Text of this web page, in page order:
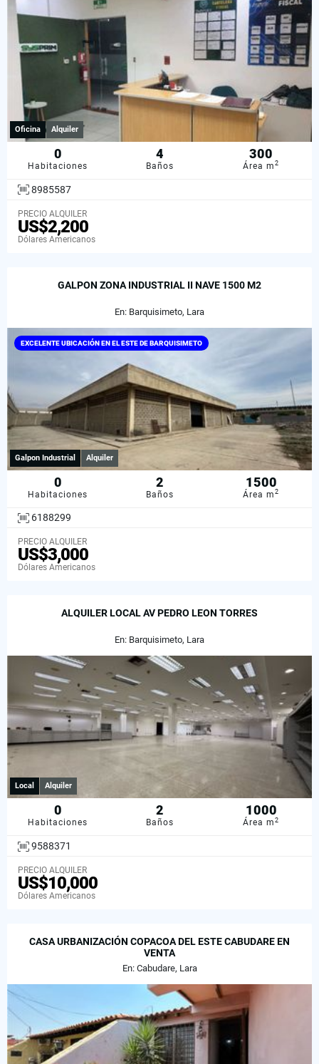
Oficina Alquiler
0
Habitaciones
4
Baños
300
Área m2
8985587
PRECIO ALQUILER
US$2,200
Dólares Americanos
GALPON ZONA INDUSTRIAL II NAVE 1500 M2
En: Barquisimeto, Lara
EXCELENTE UBICACIÓN EN EL ESTE DE BARQUISIMETO
Galpon Industrial Alquiler
0
Habitaciones
2
Baños
1500
Área m2
6188299
PRECIO ALQUILER
US$3,000
Dólares Americanos
ALQUILER LOCAL AV PEDRO LEON TORRES
En: Barquisimeto, Lara
Local Alquiler
0
Habitaciones
2
Baños
1000
Área m2
9588371
PRECIO ALQUILER
US$10,000
Dólares Americanos
CASA URBANIZACIÓN COPACOA DEL ESTE CABUDARE EN
VENTA
En: Cabudare, Lara